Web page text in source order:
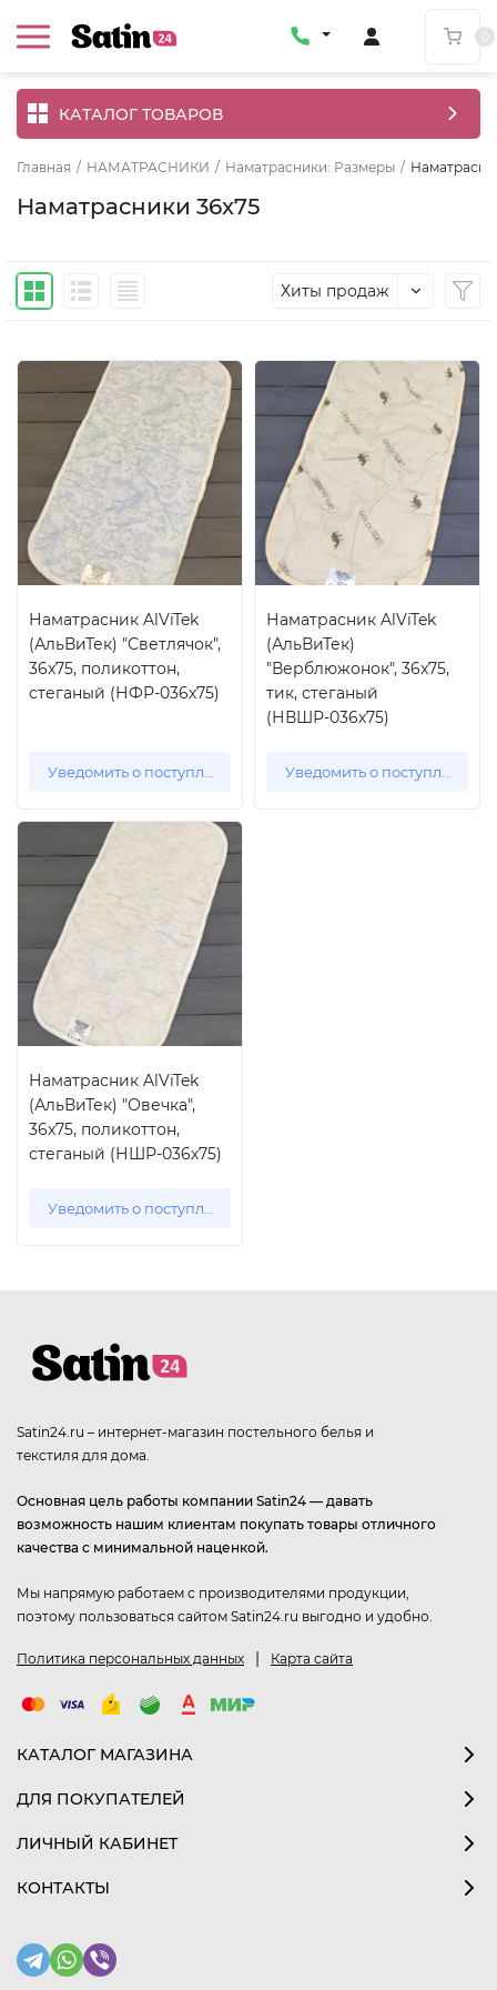
КАТАЛОГ ТОВАРОВ
Главная / НАМАТРАСНИКИ / Наматрасники: Размеры /
Наматрасники 36x75
Хиты продаж
Наматрасник AlViTek
(АльВиТек) "Светлячок",
36x75, поликоттон,
стеганый (НФР-036х75)
Уведомить о поступлении
Наматрасник AlViTek
(АльВиТек)
"Верблюжонок", 36x75,
тик, стеганый
(НВШР-036х75)
Уведомить о поступлении
Наматрасник AlViTek
(АльВиТек) "Овечка",
36x75, поликоттон,
стеганый (НШР-036х75)
Уведомить о поступлении
Satin24.ru – интернет-магазин постельного белья и
текстиля для дома.
Основная цель работы компании Satin24 — давать
возможность нашим клиентам покупать товары отличного
качества с минимальной наценкой.
Мы напрямую работаем с производителями продукции,
поэтому пользоваться сайтом Satin24.ru выгодно и удобно.
Политика персональных данных | Карта сайта
КАТАЛОГ МАГАЗИНА
ДЛЯ ПОКУПАТЕЛЕЙ
ЛИЧНЫЙ КАБИНЕТ
КОНТАКТЫ